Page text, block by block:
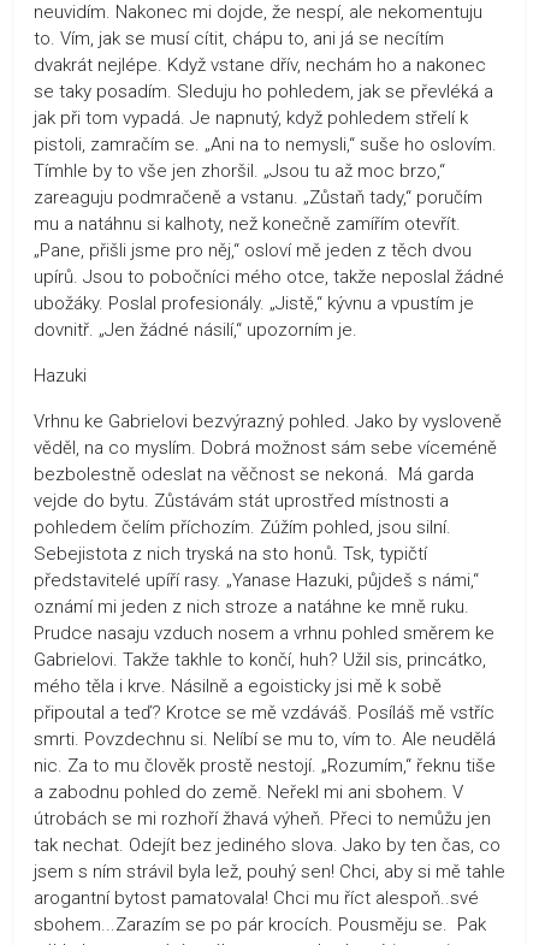
neuvidím. Nakonec mi dojde, že nespí, ale nekomentuju
to. Vím, jak se musí cítit, chápu to, ani já se necítím
dvakrát nejlépe. Když vstane dřív, nechám ho a nakonec
se taky posadím. Sleduju ho pohledem, jak se převléká a
jak při tom vypadá. Je napnutý, když pohledem střelí k
pistoli, zamračím se. „Ani na to nemysli,“ suše ho oslovím.
Tímhle by to vše jen zhoršil. „Jsou tu až moc brzo,“
zareaguju podmračeně a vstanu. „Zůstaň tady,“ poručím
mu a natáhnu si kalhoty, než konečně zamířím otevřít.
„Pane, přišli jsme pro něj,“ osloví mě jeden z těch dvou
upírů. Jsou to pobočníci mého otce, takže neposlal žádné
ubožáky. Poslal profesionály. „Jistě,“ kývnu a vpustím je
dovnitř. „Jen žádné násilí,“ upozorním je.
Hazuki
Vrhnu ke Gabrielovi bezvýrazný pohled. Jako by vysloveně
věděl, na co myslím. Dobrá možnost sám sebe víceméně
bezbolestně odeslat na věčnost se nekoná. Má garda
vejde do bytu. Zůstávám stát uprostřed místnosti a
pohledem čelím příchozím. Zúžím pohled, jsou silní.
Sebejistota z nich tryská na sto honů. Tsk, typičtí
představitelé upíří rasy. „Yanase Hazuki, půjdeš s námi,“
oznámí mi jeden z nich stroze a natáhne ke mně ruku.
Prudce nasaju vzduch nosem a vrhnu pohled směrem ke
Gabrielovi. Takže takhle to končí, huh? Užil sis, princátko,
mého těla i krve. Násilně a egoisticky jsi mě k sobě
připoutal a teď? Krotce se mě vzdáváš. Posíláš mě vstříc
smrti. Povzdechnu si. Nelíbí se mu to, vím to. Ale neudělá
nic. Za to mu člověk prostě nestojí. „Rozumím,“ řeknu tiše
a zabodnu pohled do země. Neřekl mi ani sbohem. V
útrobách se mi rozhoří žhavá výheň. Přeci to nemůžu jen
tak nechat. Odejít bez jediného slova. Jako by ten čas, co
jsem s ním strávil byla lež, pouhý sen! Chci, aby si mě tahle
arogantní bytost pamatovala! Chci mu říct alespoň..své
sbohem...Zarazím se po pár krocích. Pousměju se. Pak